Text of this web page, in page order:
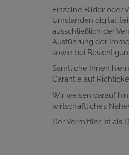
Einzelne Bilder oder
Umständen digital,
ausschließlich der
Ausführung der
sowie bei
Sämtliche Ihnen
Garantie auf
Wir weisen darauf
wirtschaftliches
Der Vermittler ist als